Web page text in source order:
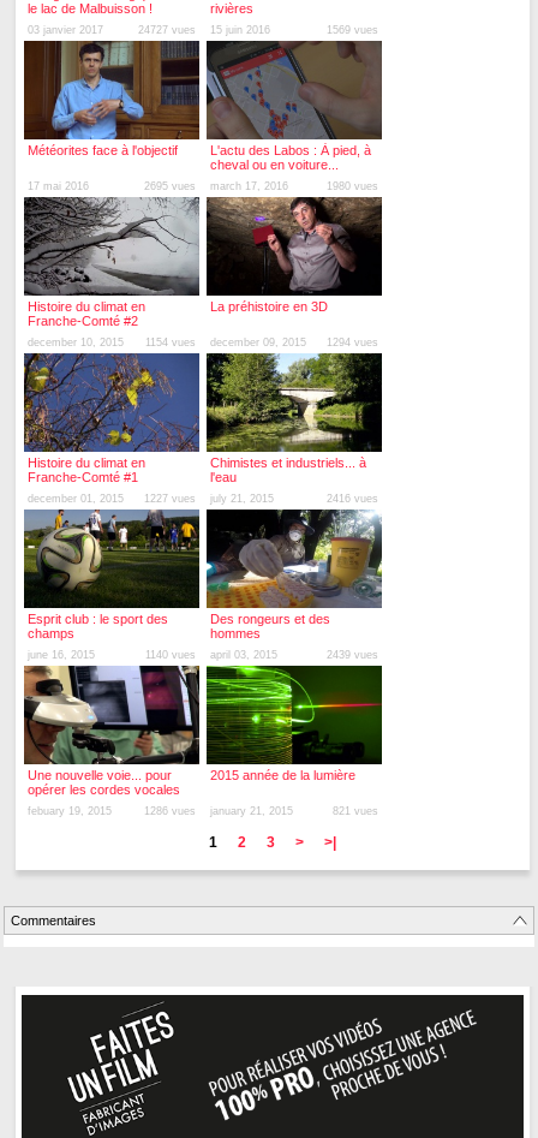
le lac de Malbuisson !
03 janvier 2017 24727 vues
rivières
15 juin 2016 1569 vues
Météorites face à l'objectif
17 mai 2016 2695 vues
L'actu des Labos : À pied, à
cheval ou en voiture...
march 17, 2016 1980 vues
Histoire du climat en
Franche-Comté #2
december 10, 2015 1154 vues
La préhistoire en 3D
december 09, 2015 1294 vues
Histoire du climat en
Franche-Comté #1
december 01, 2015 1227 vues
Chimistes et industriels... à
l'eau
july 21, 2015 2416 vues
Esprit club : le sport des
champs
june 16, 2015 1140 vues
Des rongeurs et des
hommes
april 03, 2015 2439 vues
Une nouvelle voie... pour
opérer les cordes vocales
febuary 19, 2015 1286 vues
2015 année de la lumière
january 21, 2015 821 vues
1 2 3 > >|
Commentaires